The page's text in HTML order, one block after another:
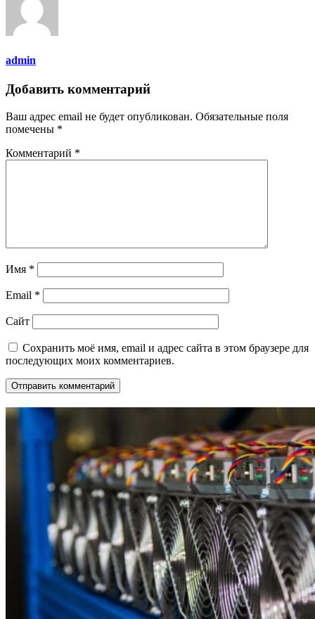
admin
Добавить комментарий
Ваш адрес email не будет опубликован. Обязательные поля
помечены *
Комментарий *
Имя *
Email *
Сайт
Сохранить моё имя, email и адрес сайта в этом браузере для
последующих моих комментариев.